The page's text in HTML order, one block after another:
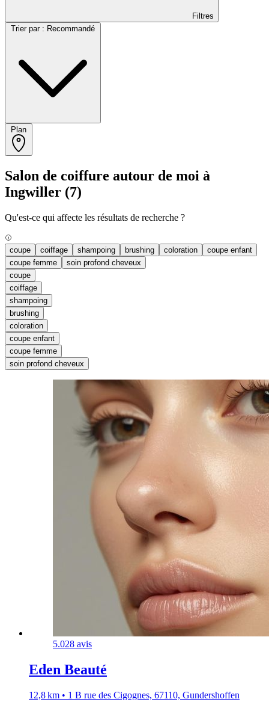
Filtres
Salon de coiffure autour de moi à
Ingwiller (7)
Qu'est-ce qui affecte les résultats de recherche ?
coupe coiffage shampoing brushing coloration
coupe enfant
coupe femme
soin profond cheveux
coupe
coiffage
shampoing
brushing
coloration
coupe enfant
coupe femme
soin profond cheveux
5.028 avis
Eden Beauté
12,8 km • 1 B rue des Cigognes, 67110, Gundershoffen